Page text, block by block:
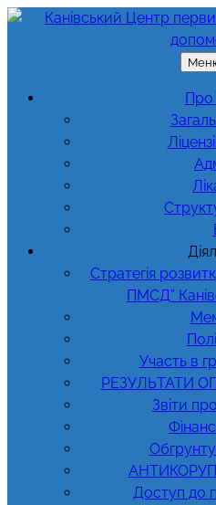
Перейти
Про
Стратегія
ПМСД”
Участь в
РЕЗУЛЬТАТИ
Звіти
Доступ до